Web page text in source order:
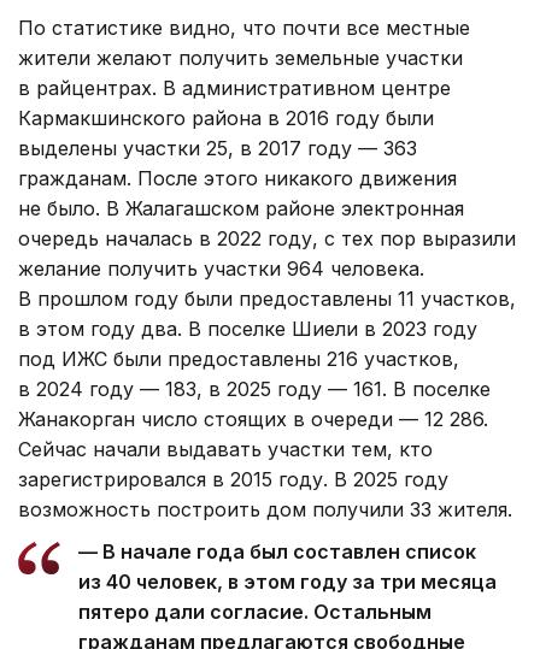
По статистике видно, что почти все местные
жители желают получить земельные участки
в райцентрах. В административном центре
Кармакшинского района в 2016 году были
выделены участки 25, в 2017 году — 363
гражданам. После этого никакого движения
не было. В Жалагашском районе электронная
очередь началась в 2022 году, с тех пор выразили
желание получить участки 964 человека.
В прошлом году были предоставлены 11 участков,
в этом году два. В поселке Шиели в 2023 году
под ИЖС были предоставлены 216 участков,
в 2024 году — 183, в 2025 году — 161. В поселке
Жанакорган число стоящих в очереди — 12 286.
Сейчас начали выдавать участки тем, кто
зарегистрировался в 2015 году. В 2025 году
возможность построить дом получили 33 жителя.
— В начале года был составлен список
из 40 человек, в этом году за три месяца
пятеро дали согласие. Остальным
гражданам предлагаются свободные